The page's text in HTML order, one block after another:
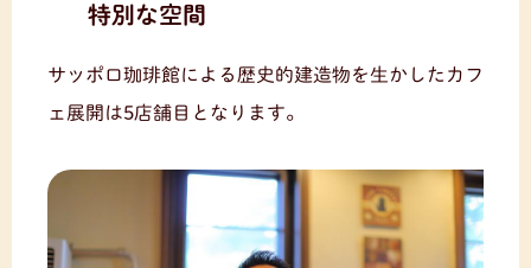
特別な空間
サッポロ珈琲館による歴史的建造物を生かしたカフ
ェ展開は5店舗目となります。